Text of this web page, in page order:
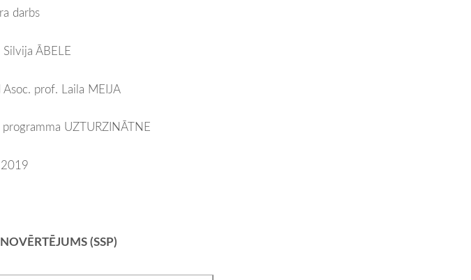
darbs
ĀBELE
prof. Laila MEIJA
UZTURZINĀTNE
(SSP)